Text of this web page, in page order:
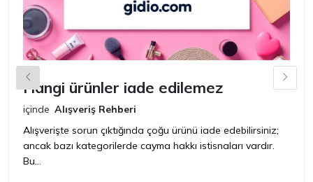
Hangi ürünler iade edilemez
içinde Alışveriş Rehberi
Alışverişte sorun çıktığında çoğu ürünü iade edebilirsiniz;
ancak bazı kategorilerde cayma hakkı istisnaları vardır.
Bu...